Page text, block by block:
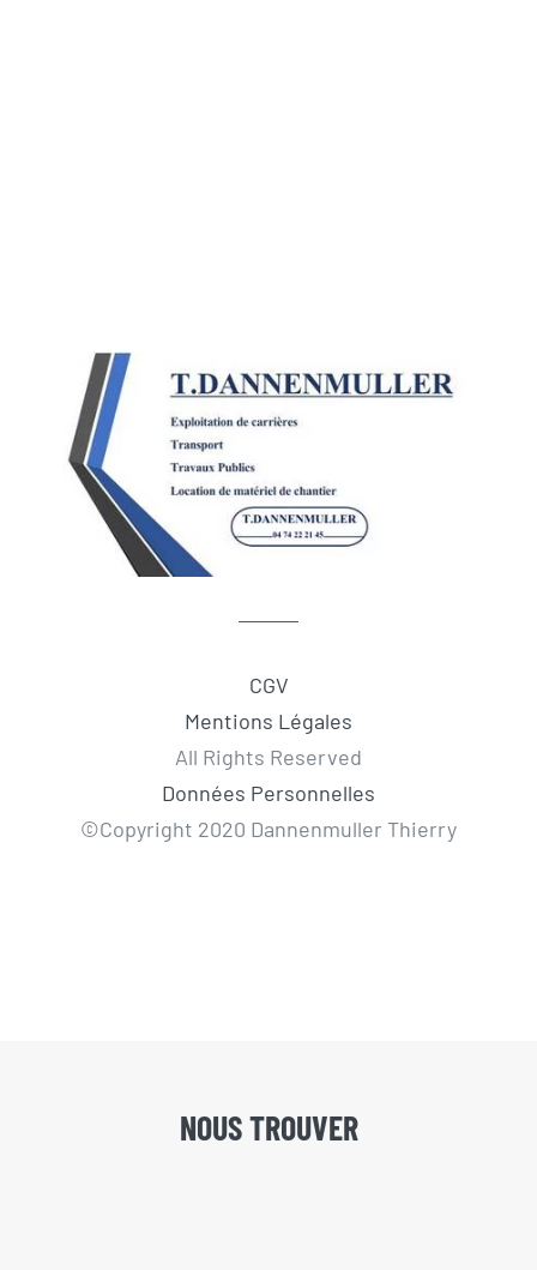
CGV
Mentions Légales
All Rights Reserved
Données Personnelles
©Copyright 2020 Dannenmuller Thierry
NOUS TROUVER